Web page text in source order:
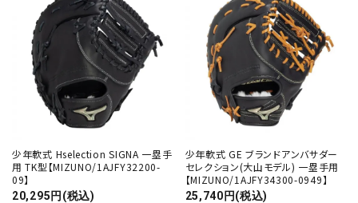
少年軟式 Hselection SIGNA 一塁手
用 TK型【MIZUNO/1AJFY32200-
09】
20,295円(税込)
少年軟式 GE ブランドアンバサダー
セレクション(大山モデル) 一塁手用
【MIZUNO/1AJFY34300-0949】
25,740円(税込)